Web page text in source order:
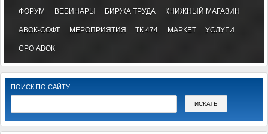
ФОРУМ ВЕБИНАРЫ БИРЖА ТРУДА КНИЖНЫЙ МАГАЗИН
АВОК-СОФТ МЕРОПРИЯТИЯ ТК 474 МАРКЕТ УСЛУГИ
СРО АВОК
ПОИСК ПО САЙТУ